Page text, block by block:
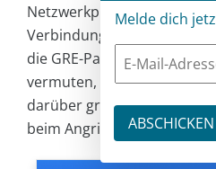
Netzwerkprotokollen in
Verbindungen kapseln
die GRE-Pakete über UDP.
vermuten, dass GRE
darüber große Payloads
beim Angriffsziel
Melde dich